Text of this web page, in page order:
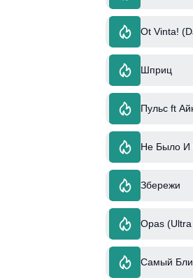
Ot Vinta!
Шприц
Пульс ft
Не Было И
Збережи
Opas
Самый